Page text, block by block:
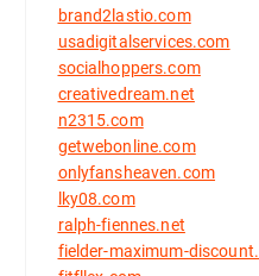
brand2lastio.com
usadigitalservices.com
socialhoppers.com
creativedream.net
n2315.com
getwebonline.com
onlyfansheaven.com
lky08.com
ralph-fiennes.net
fielder-maximum-